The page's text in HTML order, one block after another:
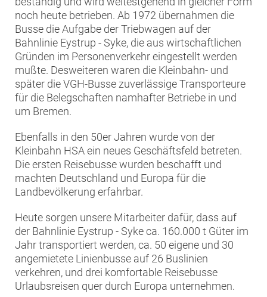
noch heute betrieben. Ab 1972 übernahmen die
Busse die Aufgabe der Triebwagen auf der
Bahnlinie Eystrup - Syke, die aus wirtschaftlichen
Gründen im Personenverkehr eingestellt werden
mußte. Desweiteren waren die Kleinbahn- und
später die VGH-Busse zuverlässige Transporteure
für die Belegschaften namhafter Betriebe in und
um Bremen.
Ebenfalls in den 50er Jahren wurde von der
Kleinbahn HSA ein neues Geschäftsfeld betreten.
Die ersten Reisebusse wurden beschafft und
machten Deutschland und Europa für die
Landbevölkerung erfahrbar.
Heute sorgen unsere Mitarbeiter dafür, dass auf
der Bahnlinie Eystrup - Syke ca. 160.000 t Güter im
Jahr transportiert werden, ca. 50 eigene und 30
angemietete Linienbusse auf 26 Buslinien
verkehren, und drei komfortable Reisebusse
Urlaubsreisen quer durch Europa unternehmen.